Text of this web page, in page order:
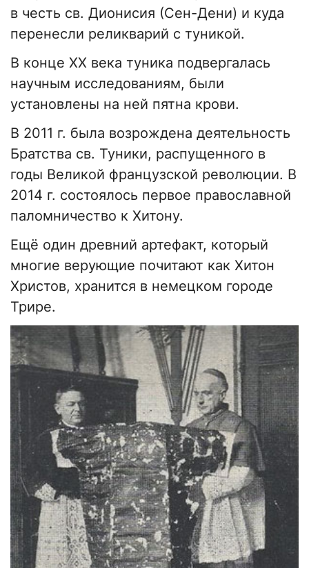
в честь св. Дионисия (Сен-Дени) и куда
перенесли реликварий с туникой.
В конце ХХ века туника подвергалась
научным исследованиям, были
установлены на ней пятна крови.
В 2011 г. была возрождена деятельность
Братства св. Туники, распущенного в
годы Великой французской революции. В
2014 г. состоялось первое православной
паломничество к Хитону.
Ещё один древний артефакт, который
многие верующие почитают как Хитон
Христов, хранится в немецком городе
Трире.